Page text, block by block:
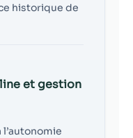
historique de
et gestion
l’autonomie